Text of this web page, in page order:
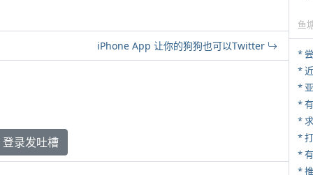
iPhone App 让你的狗狗也可以Twitter
登录发吐槽
鱼
*
*
*
*
*
*
*